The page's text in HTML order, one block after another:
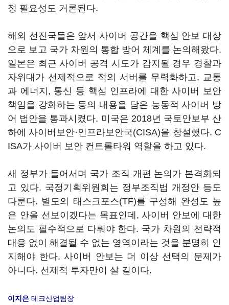
정 필요성도 거론된다.
해외 선진국들은 앞서 사이버 공간을 핵심 안보 대상
으로 보고 국가 차원의 통합 방어 체계를 논의해왔다.
일본은 최근 사이버 공격 시도가 감지될 경우 경찰과
자위대가 선제적으로 적의 서버를 무력화하고, 교통
과 에너지, 통신 등 핵심 인프라에 대한 사이버 보안
책임을 강화하는 등의 내용을 담은 능동적 사이버 방
어 법안을 통과시켰다. 미국은 2018년 국토안보부 산
하에 사이버보안·인프라보안국(CISA)을 창설했다. C
ISA가 사이버 보안 컨트롤타워 역할을 하고 있다.
새 정부가 들어서며 국가 조직 개편 논의가 본격화되
고 있다. 국정기획위원회는 정부조직법 개정안 등도
다룬다. 별도의 태스크포스(TF)를 구성해 완성도 높
은 안을 선보이겠다는 목표인데, 사이버 안보에 대한
논의도 필수적으로 다뤄야 한다. 국가 차원의 전략적
대응 없이 해결될 수 없는 영역이라는 것을 분명히 인
지해야 한다. 사이버 안보는 더 이상 선택의 문제가
아니다. 선제적 투자만이 살 길이다.
이지은 테크산업팀장